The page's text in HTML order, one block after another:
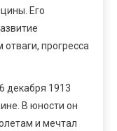
Его
прогресса
декабря 1913
В юности он
и мечтал